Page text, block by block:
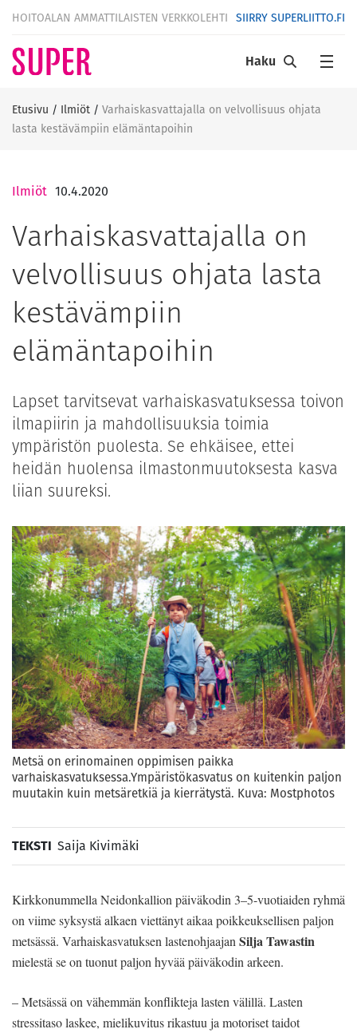
HOITOALAN AMMATTILAISTEN VERKKOLEHTI SIIRRY SUPERLIITTO.FI
Haku
Etusivu / Ilmiöt / Varhaiskasvattajalla on velvollisuus ohjata
lasta kestävämpiin elämäntapoihin
Ilmiöt 10.4.2020
Varhaiskasvattajalla on
velvollisuus ohjata lasta
kestävämpiin
elämäntapoihin
Lapset tarvitsevat varhaiskasvatuksessa toivon
ilmapiirin ja mahdollisuuksia toimia
ympäristön puolesta. Se ehkäisee, ettei
heidän huolensa ilmastonmuutoksesta kasva
liian suureksi.
Metsä on erinomainen oppimisen paikka
varhaiskasvatuksessa.Ympäristökasvatus on kuitenkin paljon
muutakin kuin metsäretkiä ja kierrätystä. Kuva: Mostphotos
TEKSTI Saija Kivimäki
Kirkkonummella Neidonkallion päiväkodin 3–5-vuotiaiden ryhmä
on viime syksystä alkaen viettänyt aikaa poikkeuksellisen paljon
metsässä. Varhaiskasvatuksen lastenohjaajan Silja Tawastin
mielestä se on tuonut paljon hyvää päiväkodin arkeen.
– Metsässä on vähemmän konflikteja lasten välillä. Lasten
stressitaso laskee, mielikuvitus rikastuu ja motoriset taidot